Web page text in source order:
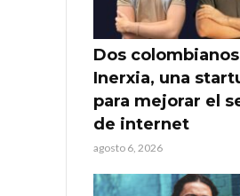
Dos
Inerxia, una
para mejorar el
de internet
agosto 6, 2026